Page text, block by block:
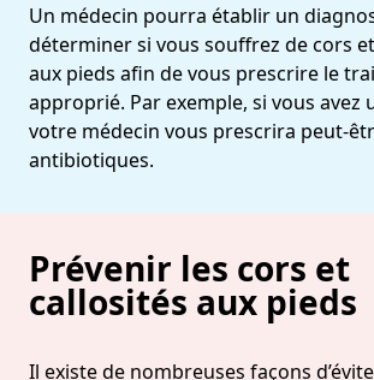
Un médecin pourra établir un
déterminer si vous souffrez de cors
aux pieds afin de vous prescrire le
approprié. Par exemple, si vous avez
votre médecin vous prescrira peut-
antibiotiques.
Prévenir les cors et
callosités aux pieds
Il existe de nombreuses façons